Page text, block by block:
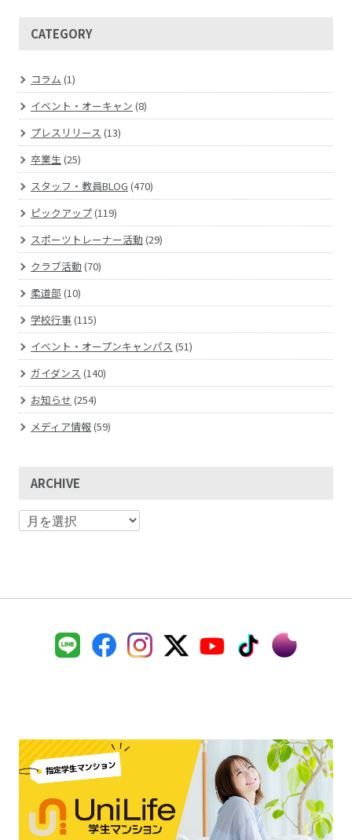
CATEGORY
コラム (1)
イベント・オーキャン (8)
プレスリリース (13)
卒業生(25)
スタッフ・教員BLOG (470)
ピックアップ(119)
スポーツトレーナー活動(29)
クラブ活動(70)
柔道部 (10)
学校行事(115)
イベント・オープンキャンパス (51)
ガイダンス (140)
お知らせ (254)
メディア情報(59)
ARCHIVE